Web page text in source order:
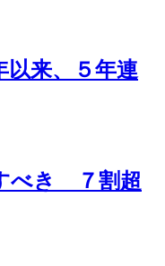
以来、５年連
べき ７割超